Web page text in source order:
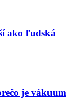
ako ľudská
je vákuum